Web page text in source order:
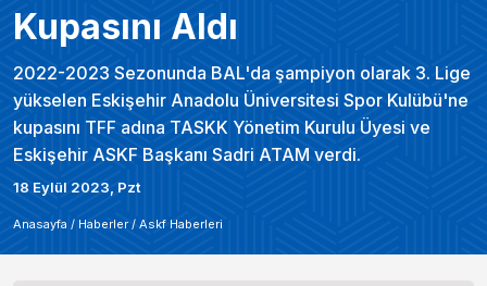
Kupasını Aldı
2022-2023 Sezonunda BAL'da şampiyon olarak 3. Lige
yükselen Eskişehir Anadolu Üniversitesi Spor Kulübü'ne
kupasını TFF adına TASKK Yönetim Kurulu Üyesi ve
Eskişehir ASKF Başkanı Sadri ATAM verdi.
18 Eylül 2023, Pzt
Anasayfa / Haberler/ Askf Haberleri